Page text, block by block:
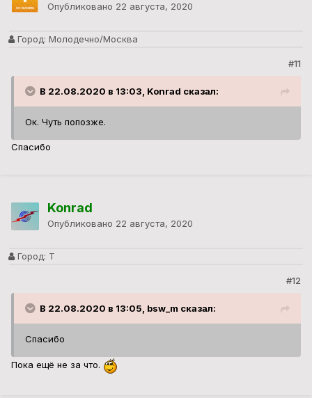
Опубликовано 22 августа, 2020
Город: Молодечно/Москва
#11
В 22.08.2020 в 13:03, Konrad сказал:
Ок. Чуть попозже.
Спасибо
Konrad
Опубликовано 22 августа, 2020
Город: Т
#12
В 22.08.2020 в 13:05, bsw_m сказал:
Спасибо
Пока ещё не за что.